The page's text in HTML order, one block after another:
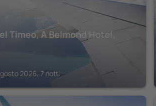
Timeo, A Belmond Hotel,
2026, 7 notti